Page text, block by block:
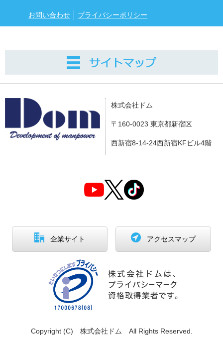
お問い合わせ プライバシーポリシー
株式会社ドム
〒160-0023 東京都新宿区
西新宿8-14-24西新宿KFビル4階
企業サイト アクセスマップ
Copyright (C) 株式会社ドム All Rights Reserved.